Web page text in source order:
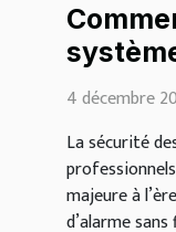
pour
4 décembre
La sécurité
majeure à
d’alarme